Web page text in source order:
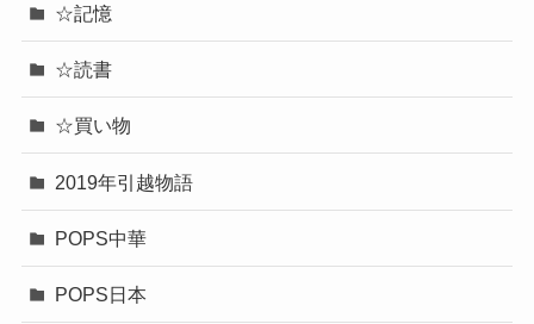
☆記憶
☆読書
☆買い物
2019年引越物語
POPS中華
POPS日本